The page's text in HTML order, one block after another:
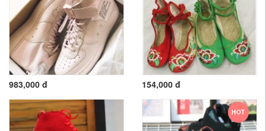
983,000 đ 154,000 đ
HOT